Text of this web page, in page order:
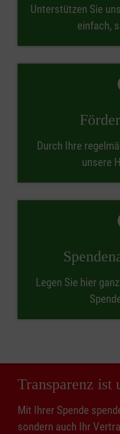
Unterstützen Sie
einfach,
Durch Ihre
unsere
Legen Sie hier
Transparenz ist
Mit Ihrer Spende
sondern auch Ihr